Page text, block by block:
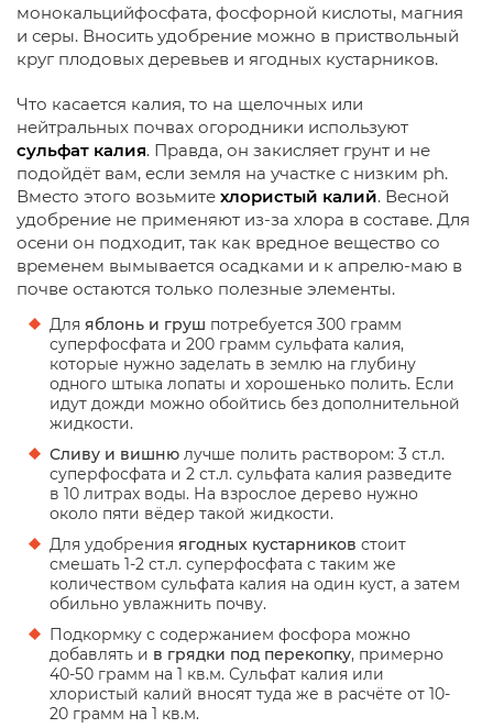
монокальцийфосфата, фосфорной кислоты, магния
и серы. Вносить удобрение можно в приствольный
круг плодовых деревьев и ягодных кустарников.
Что касается калия, то на щелочных или
нейтральных почвах огородники используют
сульфат калия. Правда, он закисляет грунт и не
подойдёт вам, если земля на участке с низким ph.
Вместо этого возьмите хлористый калий. Весной
удобрение не применяют из-за хлора в составе. Для
осени он подходит, так как вредное вещество со
временем вымывается осадками и к апрелю-маю в
почве остаются только полезные элементы.
Для яблонь и груш потребуется 300 грамм
суперфосфата и 200 грамм сульфата калия,
которые нужно заделать в землю на глубину
одного штыка лопаты и хорошенько полить. Если
идут дожди можно обойтись без дополнительной
жидкости.
Сливу и вишню лучше полить раствором: 3 ст.л.
суперфосфата и 2 ст.л. сульфата калия разведите
в 10 литрах воды. На взрослое дерево нужно
около пяти вёдер такой жидкости.
Для удобрения ягодных кустарников стоит
смешать 1-2 ст.л. суперфосфата с таким же
количеством сульфата калия на один куст, а затем
обильно увлажнить почву.
Подкормку с содержанием фосфора можно
добавлять и в грядки под перекопку, примерно
40-50 грамм на 1 кв.м. Сульфат калия или
хлористый калий вносят туда же в расчёте от 10-
20 грамм на 1 кв.м.